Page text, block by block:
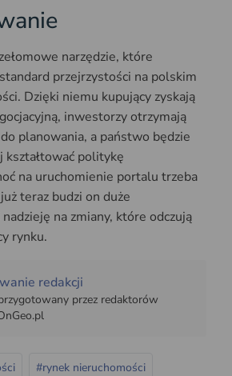
narzędzie, które
przejrzystości na polskim
Dzięki niemu kupujący zyskają
inwestorzy otrzymają
planowania, a państwo będzie
kształtować politykę
na uruchomienie portalu trzeba
teraz budzi on duże
na zmiany, które odczują
rynku.
redakcji
przez redaktorów
#rynek nieruchomości